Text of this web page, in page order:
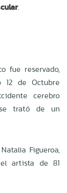
.
fue reservado,
12 de Octubre
cerebro
se trató de un
Figueroa,
artista de 81